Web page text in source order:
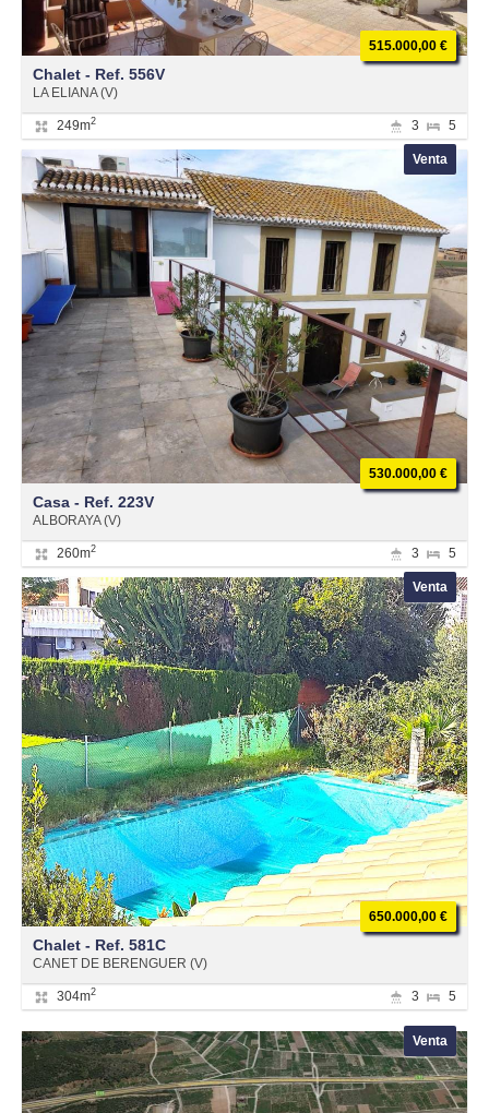
515.000,00 €
Chalet - Ref. 556V
LA ELIANA (V)
249m2 5
3
Venta
530.000,00 €
Casa - Ref. 223V
ALBORAYA (V)
260m2 5
3
Venta
650.000,00 €
Chalet - Ref. 581C
CANET DE BERENGUER (V)
304m2 5
3
Venta